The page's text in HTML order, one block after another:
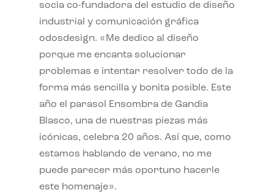
socia co-fundadora del estudio de diseño
industrial y comunicación gráfica
odosdesign. «Me dedico al diseño
porque me encanta solucionar
problemas e intentar resolver todo de la
forma más sencilla y bonita posible. Este
año el parasol Ensombra de Gandia
Blasco, una de nuestras piezas más
icónicas, celebra 20 años. Así que, como
estamos hablando de verano, no me
puede parecer más oportuno hacerle
este homenaje».